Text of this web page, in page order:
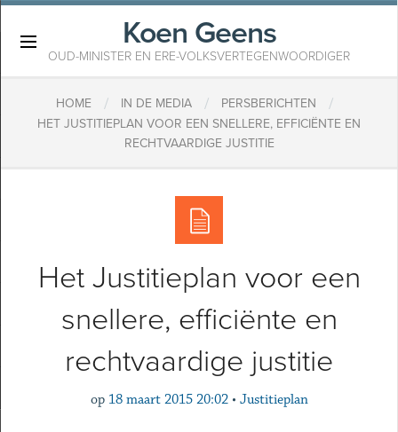
Koen Geens
OUD-MINISTER EN ERE-VOLKSVERTEGENWOORDIGER
HOME / IN DE MEDIA / PERSBERICHTEN /
HET JUSTITIEPLAN VOOR EEN SNELLERE, EFFICIËNTE EN
RECHTVAARDIGE JUSTITIE
Het Justitieplan voor een
snellere, efficiënte en
rechtvaardige justitie
op 18 maart 2015 20:02 • Justitieplan